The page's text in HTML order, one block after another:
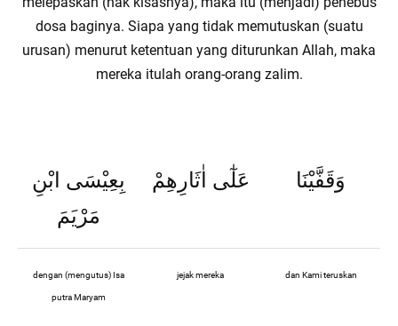
dosa baginya. Siapa yang tidak memutuskan (suatu
urusan) menurut ketentuan yang diturunkan Allah, maka
mereka itulah orang-orang zalim.
بِعِيْسَى ابْنِ
مَرْيَمَ
عَلٰٓى اٰثَارِهِمْ وَقَفَّيْنَا
dengan (mengutus) Isa
putra Maryam
jejak mereka dan Kami teruskan